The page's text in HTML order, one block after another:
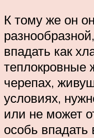
К тому же он
впадать как
теплокровные
черепах,
условиях,
или не может
особь впадать